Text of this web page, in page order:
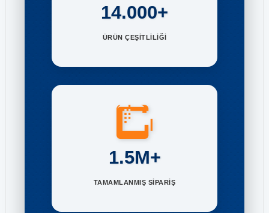
14.000+
ÜRÜN ÇEŞİTLİLİĞİ
1.5M+
TAMAMLANMIŞ SİPARİŞ